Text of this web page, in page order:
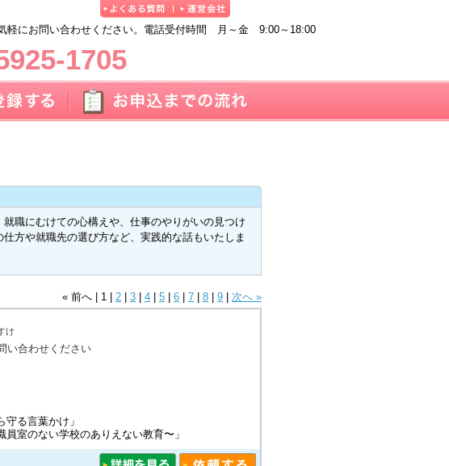
軽にお問い合わせください。電話受付時間 月～金 9:00～18:00
1705
職にむけての心構えや、仕事のやりがいの見つけ
方や就職先の選び方など、実践的な話もいたしま
« 前へ 1 2 3 4 5 6 7 8 9 次へ »
け
い合わせください
守る言葉かけ」
員室のない学校のありえない教育〜」